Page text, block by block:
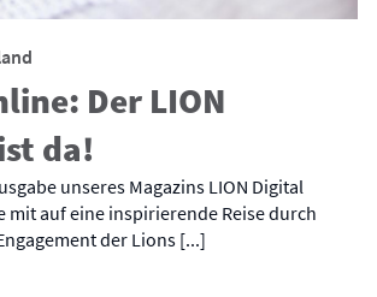
Der LION
da!
unseres Magazins LION Digital
mit auf eine inspirierende Reise durch
der Lions [...]